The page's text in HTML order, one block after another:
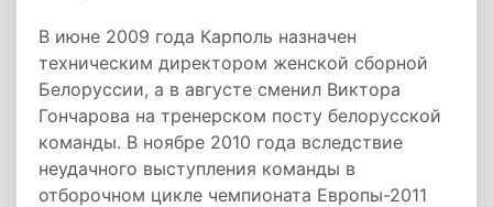
В июне 2009 года Карполь назначен
техническим директором женской сборной
Белоруссии, а в августе сменил Виктора
Гончарова на тренерском посту белорусской
команды. В ноябре 2010 года вследствие
неудачного выступления команды в
отборочном цикле чемпионата Европы-2011